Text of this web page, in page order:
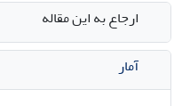
ارجاع به این مقاله
آمار